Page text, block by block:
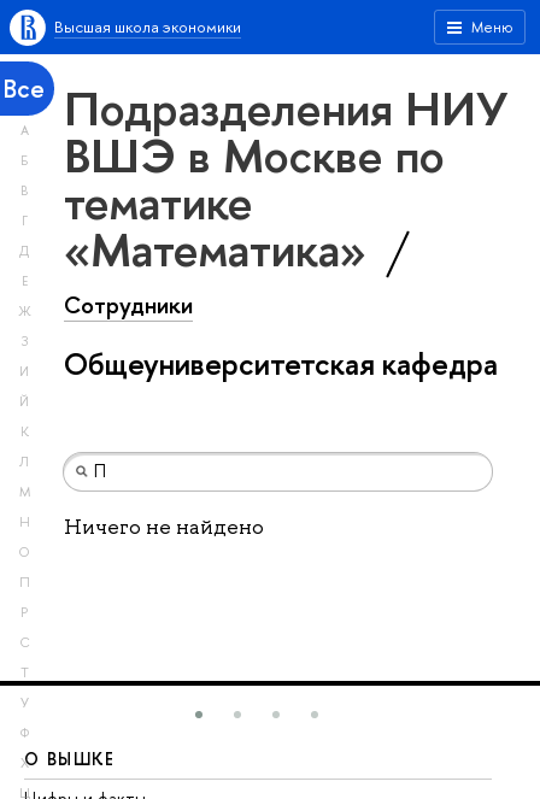
Меню
Высшая школа экономики
Все
А
Б
В
Г
Д
Е
Ж
З
И
Й
К
Л
М
Н
О
П
Р
С
Т
У
Ф
Х
Ц
Подразделения НИУ
ВШЭ в Москве по
тематике
«Математика»
Сотрудники
Общеуниверситетская кафедра
Ничего не найдено
О ВЫШКЕ